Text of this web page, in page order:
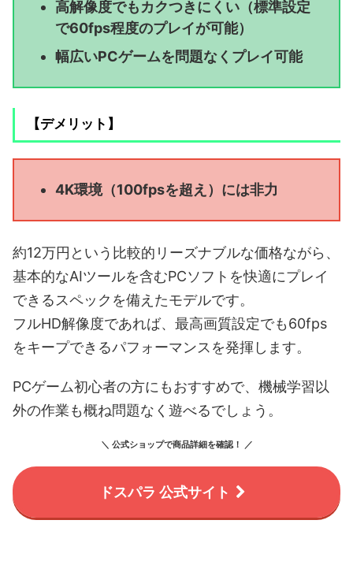
高解像度でもカクつきにくい（標準設定
で60fps程度のプレイが可能）
幅広いPCゲームを問題なくプレイ可能
【デメリット】
4K環境（100fpsを超え）には非力
約12万円という比較的リーズナブルな価格ながら、
基本的なAIツールを含むPCソフトを快適にプレイ
できるスペックを備えたモデルです。
フルHD解像度であれば、最高画質設定でも60fps
をキープできるパフォーマンスを発揮します。
PCゲーム初心者の方にもおすすめで、機械学習以
外の作業も概ね問題なく遊べるでしょう。
＼ 公式ショップで商品詳細を確認！ ／
ドスパラ 公式サイト